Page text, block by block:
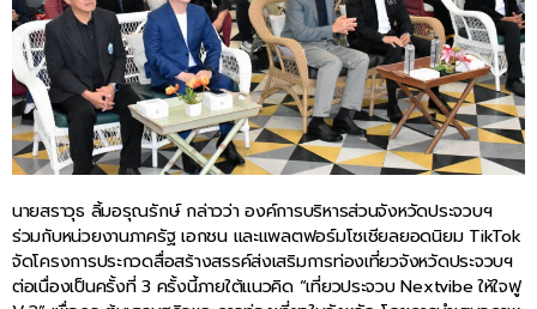
นายสราวุธ ลิ้มอรุณรักษ์ กล่าวว่า องค์การบริหารส่วนจังหวัดประจวบฯ
ร่วมกับหน่วยงานภาครัฐ เอกชน และแพลตฟอร์มโซเชียลยอดนิยม TikTok
จัดโครงการประกวดสื่อสร้างสรรค์ส่งเสริมการท่องเที่ยวจังหวัดประจวบฯ
ต่อเนื่องเป็นครั้งที่ 3 ครั้งนี้ภายใต้แนวคิด “เที่ยวประจวบ Nextvibe ให้ใจฟู